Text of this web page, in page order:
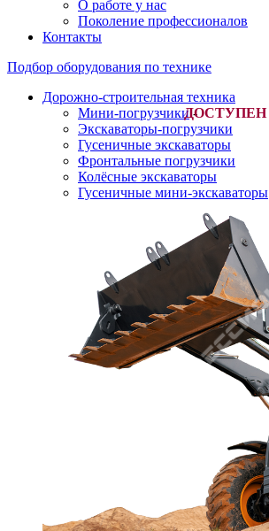
О работе у нас
Поколение профессионалов
Контакты
Подбор оборудования по технике
Дорожно-строительная техника
Мини-погрузчики-
Экскаваторы-погрузчики
Гусеничные экскаваторы
Фронтальные погрузчики
Колёсные экскаваторы
Гусеничные мини-экскаваторы